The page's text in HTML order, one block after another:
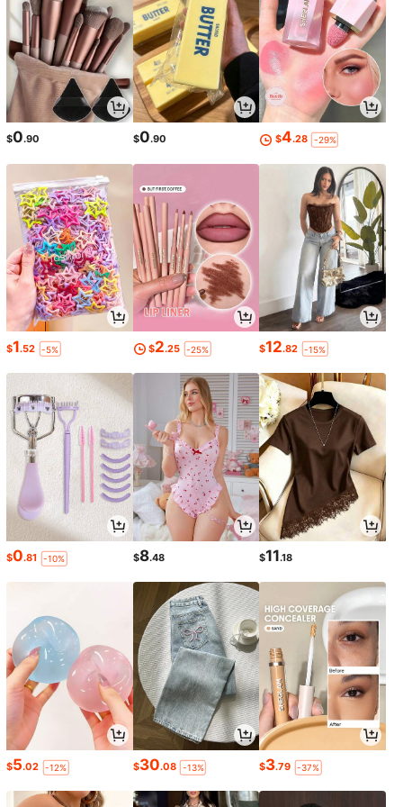
$0.90 $0.90 $4.28 -29%
$1.52 -5% $2.25 -25% $12.82 -15%
$0.81 -10% $8.48 $11.18
$5.02 -12% $30.08 -13% $3.79 -37%